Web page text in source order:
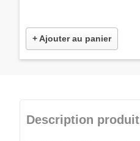
+ Ajouter au panier
Description produit